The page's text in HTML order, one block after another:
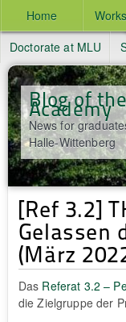
Home
Doctorate at MLU
Blog of
Academy
News for
Halle-Wittenberg
[Ref 3.2]
Gelassen
(März
Das Referat 3.2 –
die Zielgruppe der